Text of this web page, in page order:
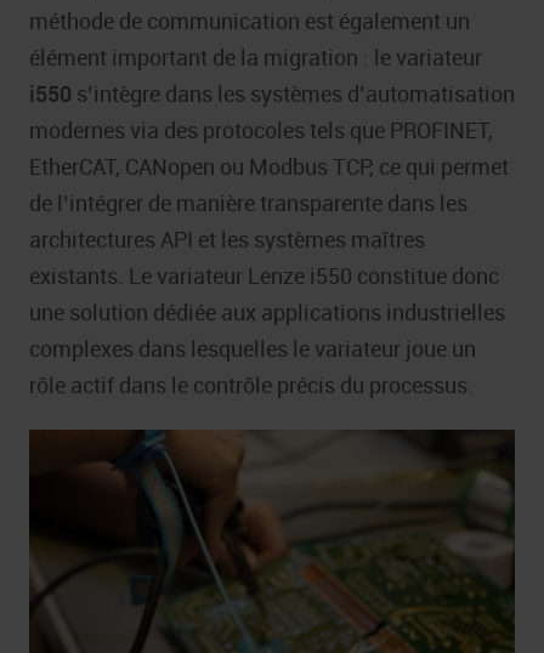
méthode de communication est également un
élément important de la migration : le variateur
i550 s’intègre dans les systèmes d’automatisation
modernes via des protocoles tels que PROFINET,
EtherCAT, CANopen ou Modbus TCP, ce qui permet
de l’intégrer de manière transparente dans les
architectures API et les systèmes maîtres
existants. Le variateur Lenze i550 constitue donc
une solution dédiée aux applications industrielles
complexes dans lesquelles le variateur joue un
rôle actif dans le contrôle précis du processus.